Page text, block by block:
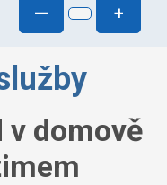
— +
v domově